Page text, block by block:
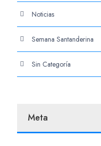
Noticias
Semana Santanderina
Sin Categoría
Meta